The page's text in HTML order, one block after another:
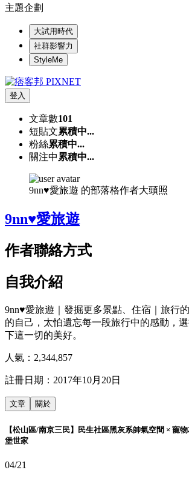
主題企劃
大試用時代
社群影響力
StyleMe
登入
文章數101
短貼文累積中...
粉絲累積中...
關注中 累積中...
9nn♥愛旅遊 的部落格作者大頭照
9nn♥愛旅遊
作者聯絡方式
自我介紹
9nn♥愛旅遊｜發掘更多景點、住宿｜旅行
的自己，太怕遺忘每一段旅行中的感動，
下這一切的美好。
人氣： 2,344,857
註冊日期： 2017年10月20日
文章 關於
【松山區/南京三民】民生社區黑灰系帥氣空間 × 寵
堡世家
04/21